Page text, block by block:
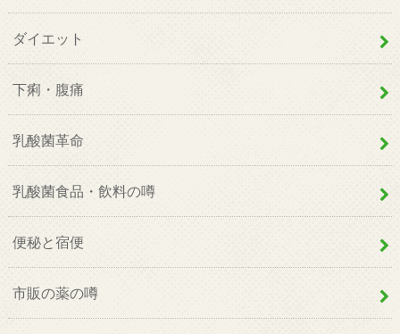
ダイエット
下痢・腹痛
乳酸菌革命
乳酸菌食品・飲料の噂
便秘と宿便
市販の薬の噂